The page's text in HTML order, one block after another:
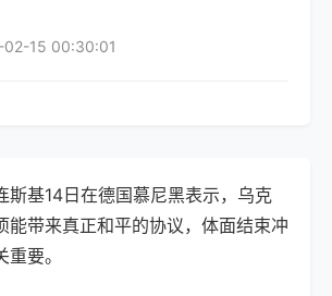
15 00:30:01
斯基14日在德国慕尼黑表示，乌克
能带来真正和平的协议，体面结束冲
要。